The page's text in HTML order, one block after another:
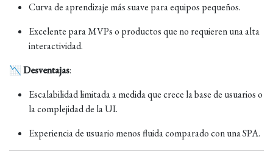
Curva de aprendizaje más suave para equipos pequeños.
Excelente para MVPs o productos que no requieren una alta
interactividad.
📉 Desventajas:
Escalabilidad limitada a medida que crece la base de usuarios o
la complejidad de la UI.
Experiencia de usuario menos fluida comparado con una SPA.